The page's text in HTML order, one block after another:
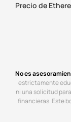
Precio de
No es
estrictamente
ni una solicitud
financieras. Este